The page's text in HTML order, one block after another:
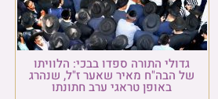
גדולי התורה ספדו בבכי: הלוויתו
של הבה"ח מאיר שאער ז"ל, שנהרג
באופן טראגי ערב חתונתו